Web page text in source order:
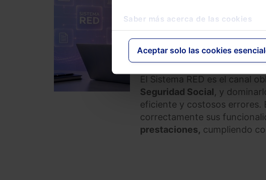
Saber más acerca de las cookies
Aceptar solo las cookies
256,00€
El Sistema RED es el canal
Seguridad Social, y
eficiente y costosos errores.
correctamente sus
prestaciones, cumpliendo